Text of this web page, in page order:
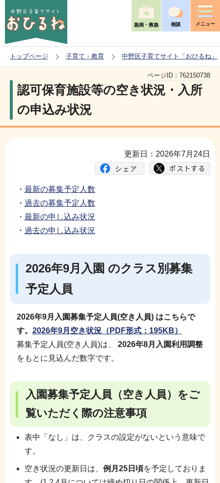
の
ー
す
急病・救急 相談 メニュー
トップページ 子育て・教育 中野区子育てサイト「おひるね」
か
認可保育施設等の空き状況・入所
の申込み状況
ページID： 762150738
更新日：2026年7月24日
・ 最新の募集予定人数
・ 過去の募集予定人数
・ 最新の申し込み状況
・ 過去の申し込み状況
2026年9月入園 のクラス別募集
予定人員
2026年9月入園募集予定人員(空き人員) はこちらで
す。 2026年9月空き状況（PDF形式：195KB）
募集予定人員(空き人員)は、 2026年8月入園利用調整
をもとに見込んだ数字です。
入園募集予定人員（空き人員）をご
覧いただく際の注意事項
表中「なし」は、クラスの設定がないという意味で
す。
空き状況の更新日は、 例月25日頃を予定しておりま